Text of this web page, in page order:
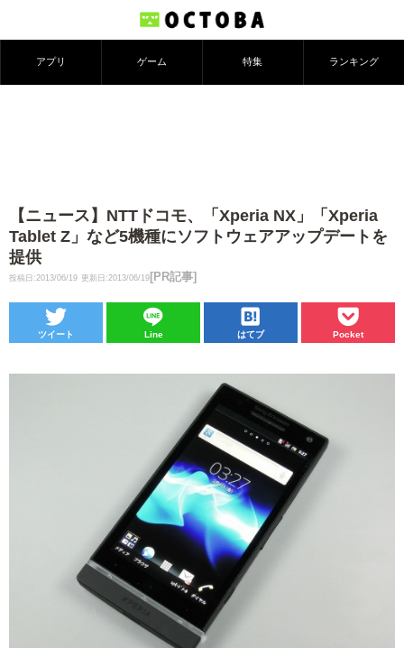
アプリ ゲーム 特集 ランキング
【ニュース】NTTドコモ、「Xperia NX」「Xperia
Tablet Z」など5機種にソフトウェアアップデートを
提供
投稿日:2013/06/19 更新日:2013/06/19 [PR記事]
ツイート Line はてブ Pocket